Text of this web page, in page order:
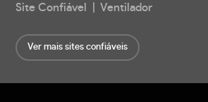
Site Confiável | Ventilador
Ver mais sites confiáveis